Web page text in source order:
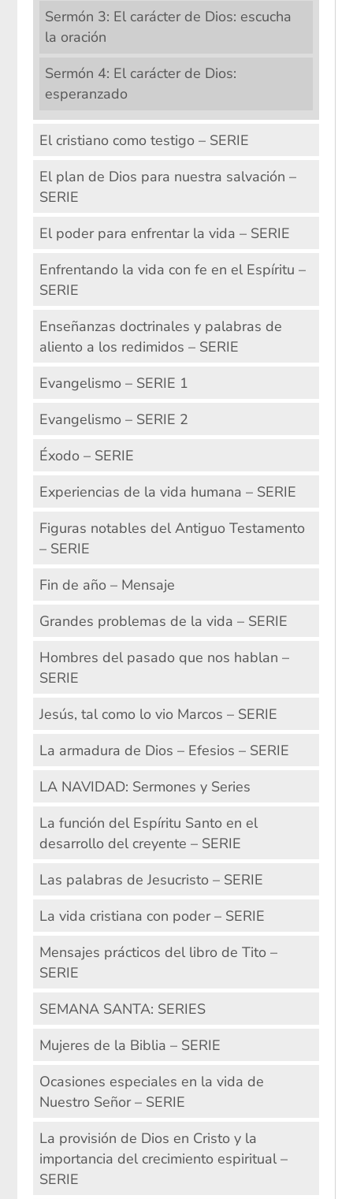
Sermón 3: El carácter de Dios: escucha
la oración
Sermón 4: El carácter de Dios:
esperanzado
El cristiano como testigo – SERIE
El plan de Dios para nuestra salvación –
SERIE
El poder para enfrentar la vida – SERIE
Enfrentando la vida con fe en el Espíritu –
SERIE
Enseñanzas doctrinales y palabras de
aliento a los redimidos – SERIE
Evangelismo – SERIE 1
Evangelismo – SERIE 2
Éxodo – SERIE
Experiencias de la vida humana – SERIE
Figuras notables del Antiguo Testamento
– SERIE
Fin de año – Mensaje
Grandes problemas de la vida – SERIE
Hombres del pasado que nos hablan –
SERIE
Jesús, tal como lo vio Marcos – SERIE
La armadura de Dios – Efesios – SERIE
LA NAVIDAD: Sermones y Series
La función del Espíritu Santo en el
desarrollo del creyente – SERIE
Las palabras de Jesucristo – SERIE
La vida cristiana con poder – SERIE
Mensajes prácticos del libro de Tito –
SERIE
SEMANA SANTA: SERIES
Mujeres de la Biblia – SERIE
Ocasiones especiales en la vida de
Nuestro Señor – SERIE
La provisión de Dios en Cristo y la
importancia del crecimiento espiritual –
SERIE